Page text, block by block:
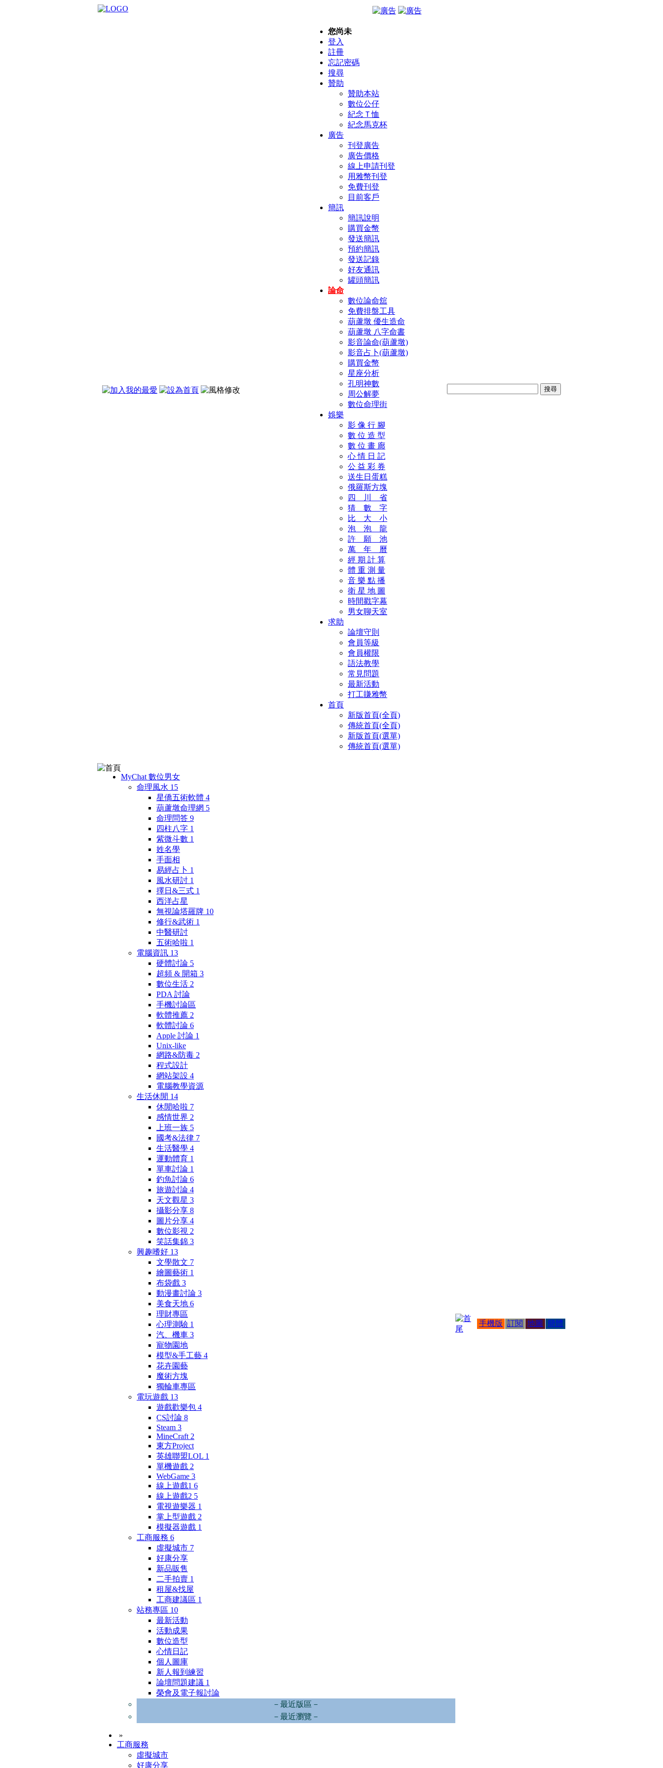
您尚未
登入
註冊
忘記密碼
搜尋
贊助
贊助本站
數位公仔
紀念Ｔ恤
紀念馬克杯
廣告
刊登廣告
廣告價格
線上申請刊登
用雅幣刊登
免費刊登
目前客戶
簡訊
簡訊說明
購買金幣
發送簡訊
預約簡訊
發送記錄
好友通訊
罐頭簡訊
論命
數位論命舘
免費排盤工具
葫蘆墩 優生造命
葫蘆墩 八字命書
影音論命(葫蘆墩)
影音占卜(葫蘆墩)
購買金幣
星座分析
孔明神數
周公解夢
數位命理街
娛樂
影 像 行 腳
數 位 造 型
數 位 畫 廊
心 情 日 記
公 益 彩 券
送生日蛋糕
俄羅斯方塊
四 川 省
猜 數 字
比 大 小
泡 泡 龍
許 願 池
萬 年 曆
經 期 計 算
體 重 測 量
音 樂 點 播
衛 星 地 圖
時間戳字幕
男女聊天室
求助
論壇守則
會員等級
會員權限
語法教學
常見問題
最新活動
打工賺雅幣
首頁
新版首頁(全頁)
傳統首頁(全頁)
新版首頁(選單)
傳統首頁(選單)
MyChat 數位男女
命理風水 15
星僑五術軟體 4
葫蘆墩命理網 5
命理問答 9
四柱八字 1
紫微斗數 1
姓名學
手面相
易經占卜 1
風水研討 1
擇日&三式 1
西洋占星
無視論塔羅牌 10
修行&武術 1
中醫研討
五術哈啦 1
電腦資訊 13
硬體討論 5
超頻 & 開箱 3
數位生活 2
PDA 討論
手機討論區
軟體推薦 2
軟體討論 6
Apple 討論 1
Unix-like
網路&防毒 2
程式設計
網站架設 4
電腦教學資源
生活休閒 14
休閒哈啦 7
感情世界 2
上班一族 5
國考&法律 7
生活醫學 4
運動體育 1
單車討論 1
釣魚討論 6
旅遊討論 4
天文觀星 3
攝影分享 8
圖片分享 4
數位影視 2
笑話集錦 3
興趣嗜好 13
文學散文 7
繪圖藝術 1
布袋戲 3
動漫畫討論 3
美食天地 6
理財專區
心理測驗 1
汽、機車 3
寵物園地
模型&手工藝 4
花卉園藝
魔術方塊
獨輪車專區
電玩遊戲 13
遊戲歡樂包 4
CS討論 8
Steam 3
MineCraft 2
東方Project
英雄聯盟LOL 1
單機遊戲 2
WebGame 3
線上遊戲1 6
線上遊戲2 5
電視遊樂器 1
掌上型遊戲 2
模擬器遊戲 1
工商服務 6
虛擬城市 7
好康分享
新品販售
二手拍賣 1
租屋&找屋
工商建議區 1
站務專區 10
最新活動
活動成果
數位造型
心情日記
個人圖庫
新人報到練習
論壇問題建議 1
榮會及電子報討論
－最近版區－
－最近瀏覽－
»
工商服務
虛擬城市
好康分享
手機版 訂閱 地圖 簡體